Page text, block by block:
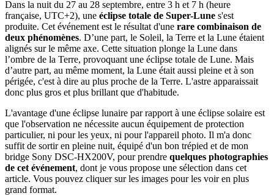
Dans la nuit du 27 au 28 septembre, entre 3 h et 7 h (heure
française, UTC+2), une éclipse totale de Super-Lune s'est
produite. Cet événement est le résultat d'une rare combinaison de
deux phénomènes. D’une part, le Soleil, la Terre et la Lune étaient
alignés sur le même axe. Cette situation plonge la Lune dans
l’ombre de la Terre, provoquant une éclipse totale de Lune. Mais
d’autre part, au même moment, la Lune était aussi pleine et à son
périgée, c'est à dire au plus proche de la Terre. L'astre apparaissait
donc plus gros et plus brillant que d'habitude.
L'avantage d'une éclipse lunaire par rapport à une éclipse solaire est
que l'observation ne nécessite aucun équipement de protection
particulier, ni pour les yeux, ni pour l'appareil photo. Il m'a donc
suffit de sortir en pleine nuit, équipé d'un bon trépied et de mon
bridge Sony DSC-HX200V, pour prendre quelques photographies
de cet événement, dont je vous propose une sélection dans cet
article. Vous pouvez cliquer sur les images pour les voir en plus
grand format.